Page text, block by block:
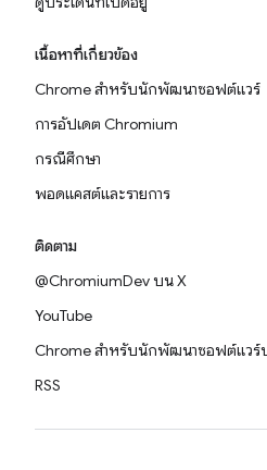
เนื้อหาที่เกี่ยวข้อง
Chrome สำหรับนักพัฒนาซอฟต์แวร์
การอัปเดต Chromium
กรณีศึกษา
พอดแคสต์และรายการ
ติดตาม
@ChromiumDev บน X
YouTube
Chrome สำหรับนักพัฒนาซอฟต์แวร์
RSS